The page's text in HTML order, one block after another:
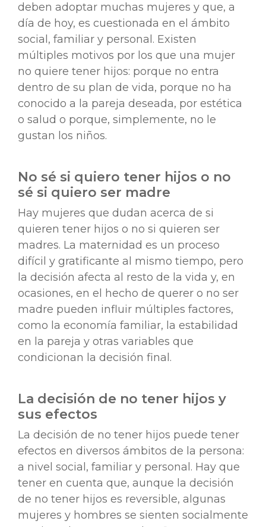
deben adoptar muchas mujeres y que, a
día de hoy, es cuestionada en el ámbito
social, familiar y personal. Existen
múltiples motivos por los que una mujer
no quiere tener hijos: porque no entra
dentro de su plan de vida, porque no ha
conocido a la pareja deseada, por estética
o salud o porque, simplemente, no le
gustan los niños.
No sé si quiero tener hijos o no
sé si quiero ser madre
Hay mujeres que dudan acerca de si
quieren tener hijos o no si quieren ser
madres. La maternidad es un proceso
difícil y gratificante al mismo tiempo, pero
la decisión afecta al resto de la vida y, en
ocasiones, en el hecho de querer o no ser
madre pueden influir múltiples factores,
como la economía familiar, la estabilidad
en la pareja y otras variables que
condicionan la decisión final.
La decisión de no tener hijos y
sus efectos
La decisión de no tener hijos puede tener
efectos en diversos ámbitos de la persona:
a nivel social, familiar y personal. Hay que
tener en cuenta que, aunque la decisión
de no tener hijos es reversible, algunas
mujeres y hombres se sienten socialmente